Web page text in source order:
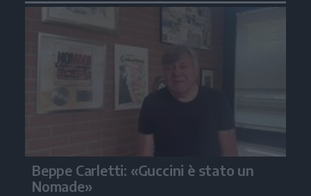
Beppe Carletti: «Guccini è stato un
Nomade»